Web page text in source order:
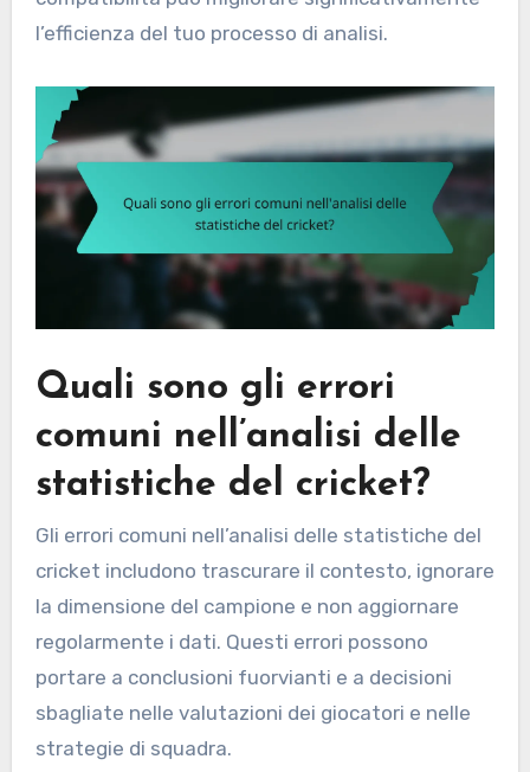
l’efficienza del tuo processo di analisi.
Quali sono gli errori
comuni nell’analisi delle
statistiche del cricket?
Gli errori comuni nell’analisi delle statistiche del
cricket includono trascurare il contesto, ignorare
la dimensione del campione e non aggiornare
regolarmente i dati. Questi errori possono
portare a conclusioni fuorvianti e a decisioni
sbagliate nelle valutazioni dei giocatori e nelle
strategie di squadra.